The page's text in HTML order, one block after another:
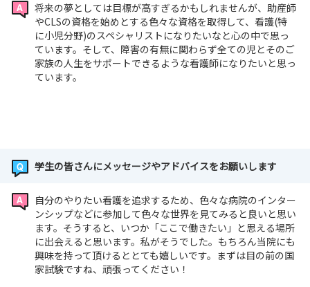
将来の夢としては目標が高すぎるかもしれませんが、助産師
やCLSの資格を始めとする色々な資格を取得して、看護(特
に小児分野)のスペシャリストになりたいなと心の中で思っ
ています。そして、障害の有無に関わらず全ての児とそのご
家族の人生をサポートできるような看護師になりたいと思っ
ています。
学生の皆さんにメッセージやアドバイスをお願いします
自分のやりたい看護を追求するため、色々な病院のインター
ンシップなどに参加して色々な世界を見てみると良いと思い
ます。そうすると、いつか「ここで働きたい」と思える場所
に出会えると思います。私がそうでした。もちろん当院にも
興味を持って頂けるととても嬉しいです。まずは目の前の国
家試験ですね、頑張ってください！